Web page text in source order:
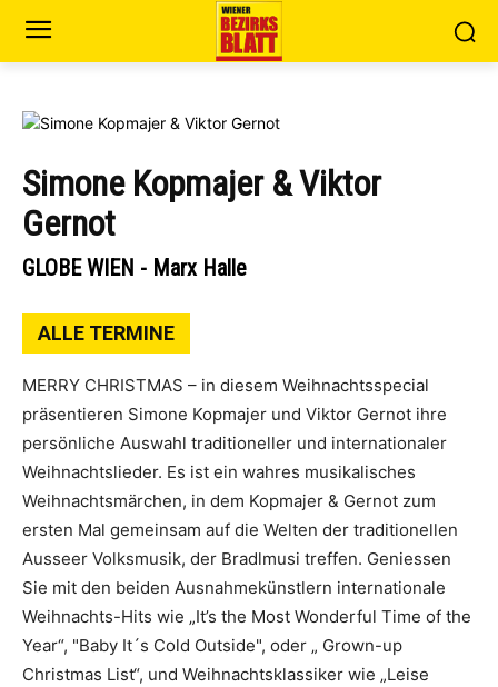
Simone Kopmajer & Viktor
Gernot
GLOBE WIEN - Marx Halle
ALLE TERMINE
MERRY CHRISTMAS – in diesem Weihnachtsspecial
präsentieren Simone Kopmajer und Viktor Gernot ihre
persönliche Auswahl traditioneller und internationaler
Weihnachtslieder. Es ist ein wahres musikalisches
Weihnachtsmärchen, in dem Kopmajer & Gernot zum
ersten Mal gemeinsam auf die Welten der traditionellen
Ausseer Volksmusik, der Bradlmusi treffen. Geniessen
Sie mit den beiden Ausnahmekünstlern internationale
Weihnachts-Hits wie „It’s the Most Wonderful Time of the
Year“, "Baby It´s Cold Outside", oder „ Grown-up
Christmas List“, und Weihnachtsklassiker wie „Leise